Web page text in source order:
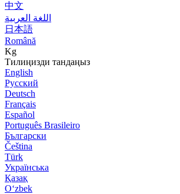
中文
اللغة العربية
日本語
Română
Kg
Тилиңизди тандаңыз
English
Русский
Deutsch
Français
Español
Português Brasileiro
Български
Čeština
Türk
Українська
Қазақ
Оʻzbek